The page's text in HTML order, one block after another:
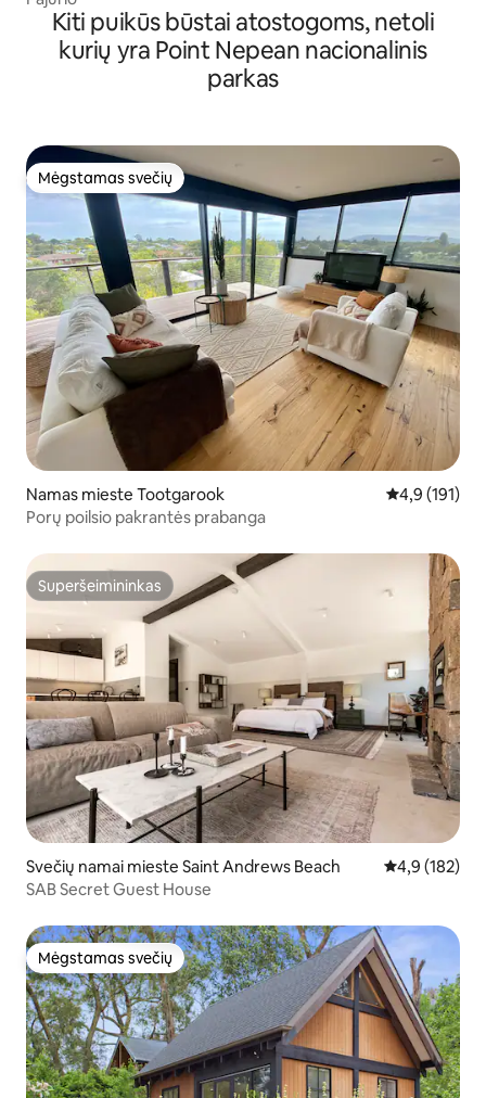
Kiti puikūs būstai atostogoms, netoli
kurių yra Point Nepean nacionalinis
parkas
Mėgstamas svečių
Mėgstamas svečių
Namas mieste Tootgarook Vidutinis
4,9 (191)
Porų poilsio pakrantės prabanga
Superšeimininkas
Superšeimininkas
Svečių namai mieste Saint Andrews Beach Vidutinis
4,9 (182)
SAB Secret Guest House
Mėgstamas svečių
Mėgstamas svečių